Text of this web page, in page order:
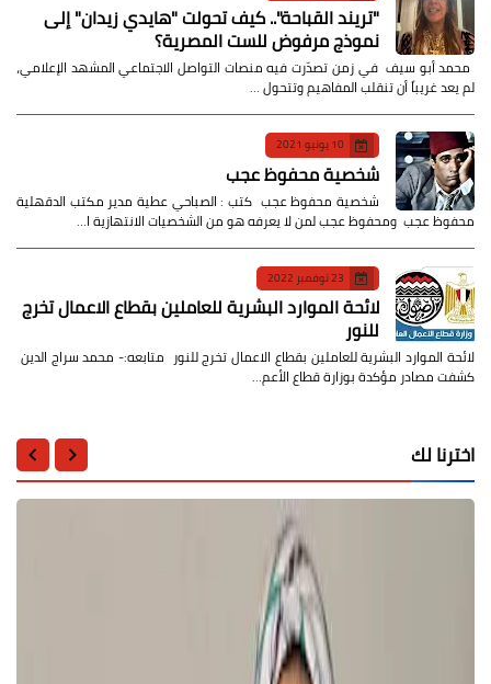
​"تريند القباحة".. كيف تحولت "هايدي زيدان" إلى
نموذج مرفوض للست المصرية؟
​ محمد أبو سيف ​في زمن تصدّرت فيه منصات التواصل الاجتماعي المشهد الإعلامي،
لم يعد غريباً أن تنقلب المفاهيم وتتحول …
10 يونيو 2021
شخصية محفوظ عجب
شخصية محفوظ عجب كتب : الصباحي عطية مدير مكتب الدقهلية
محفوظ عجب ومحفوظ عجب لمن لا يعرفه هو من الشخصيات الانتهازية ا…
23 نوفمبر 2022
لائحة الموارد البشرية للعاملين بقطاع الاعمال تخرج
للنور
لائحة الموارد البشرية للعاملين بقطاع الاعمال تخرج للنور متابعه:- محمد سراج الدين
كشفت مصادر مؤكدة بوزارة قطاع الأعم…
اخترنا لك